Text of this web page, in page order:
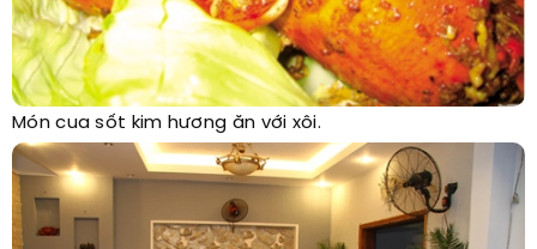
Món cua sốt kim hương ăn với xôi.